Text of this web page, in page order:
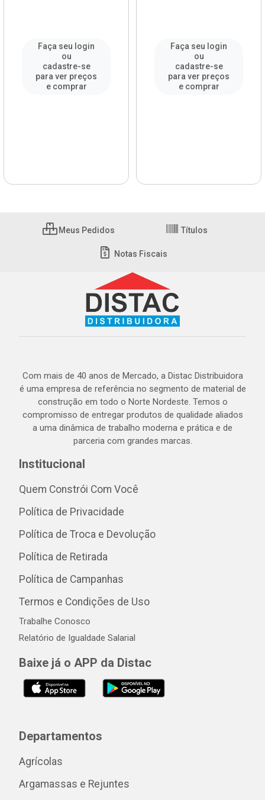
Faça seu login
ou
cadastre-se
para ver preços
e comprar
Faça seu login
ou
cadastre-se
para ver preços
e comprar
Meus Pedidos Títulos
Notas Fiscais
Com mais de 40 anos de Mercado, a Distac Distribuidora
é uma empresa de referência no segmento de material de
construção em todo o Norte Nordeste. Temos o
compromisso de entregar produtos de qualidade aliados
a uma dinâmica de trabalho moderna e prática e de
parceria com grandes marcas.
Institucional
Quem Constrói Com Você
Política de Privacidade
Política de Troca e Devolução
Política de Retirada
Política de Campanhas
Termos e Condições de Uso
Trabalhe Conosco
Relatório de Igualdade Salarial
Baixe já o APP da Distac
Departamentos
Agrícolas
Argamassas e Rejuntes